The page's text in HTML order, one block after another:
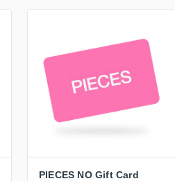
PIECES NO Gift Card